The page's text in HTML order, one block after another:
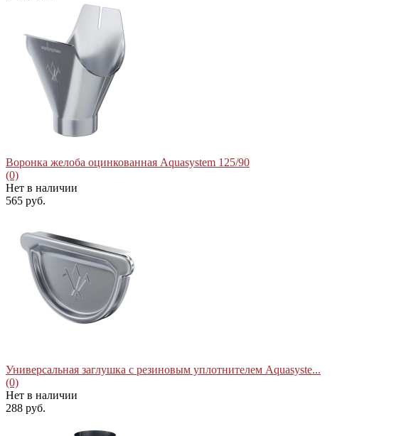
избранное сравнить
избранное сравнить
Воронка желоба оцинкованная Aquasystem 125/90
(0)
Нет в наличии
565 руб.
Универсальная заглушка с резиновым уплотнителем Aquasyste...
(0)
Нет в наличии
288 руб.